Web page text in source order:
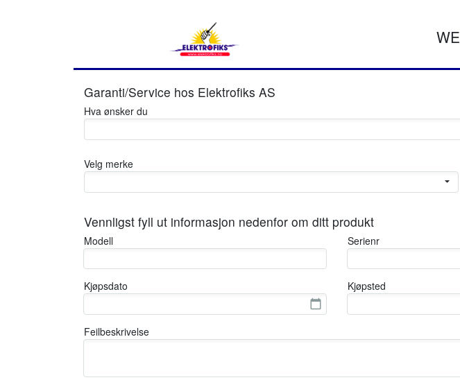
Garanti/Service hos Elektrofiks AS
Hva ønsker du
Velg merke
Vennligst fyll ut informasjon nedenfor om ditt produkt
Modell Serienr
Kjøpsdato Kjøpsted
Feilbeskrivelse